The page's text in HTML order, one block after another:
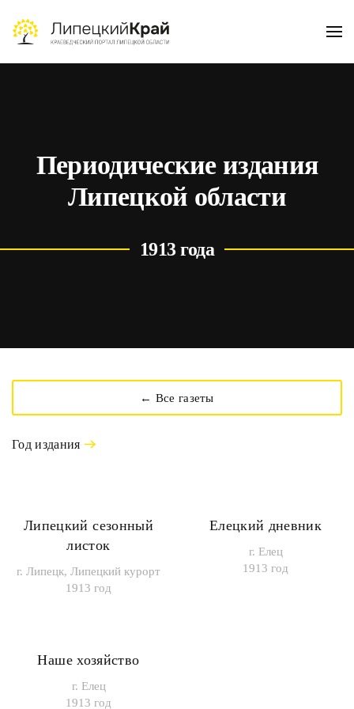
Skip to main content
Периодические издания
Липецкой области
1913 года
← Все газеты
Год издания
Липецкий сезонный
листок
г. Липецк, Липецкий курорт
1913 год
Елецкий дневник
г. Елец
1913 год
Наше хозяйство
г. Елец
1913 год